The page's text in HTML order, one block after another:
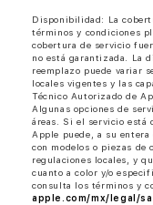
Disponibilidad: La
términos y condiciones
cobertura de servicio
no está garantizada. La
reemplazo puede variar
locales vigentes y las
Técnico Autorizado de
Algunas opciones de
áreas. Si el servicio está
Apple puede, a su
con modelos o piezas de
regulaciones locales, y
cuanto a color y/o
consulta los términos y
apple.com/mx/legal/